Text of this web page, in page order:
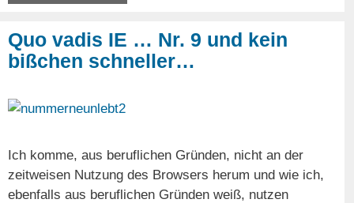
Quo vadis IE … Nr. 9 und kein
bißchen schneller…
Ich komme, aus beruflichen Gründen, nicht an der
zeitweisen Nutzung des Browsers herum und wie ich,
ebenfalls aus beruflichen Gründen weiß, nutzen